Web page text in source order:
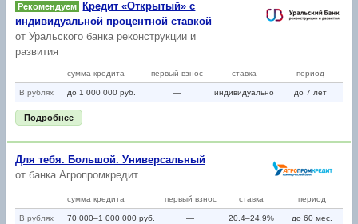
Рекомендуем
Кредит «Открытый» с
индивидуальной процентной ставкой
от Уральского банка реконструкции и
развития
сумма кредита первый взнос ставка период
В рублях до 1 000 000 руб. — индивидуально до 7 лет
Подробнее
Для тебя. Большой. Универсальный
от банка Агропромкредит
сумма кредита первый взнос ставка период
В рублях 70 000–1 000 000 руб. — 20.4–24.9% до 60 мес.